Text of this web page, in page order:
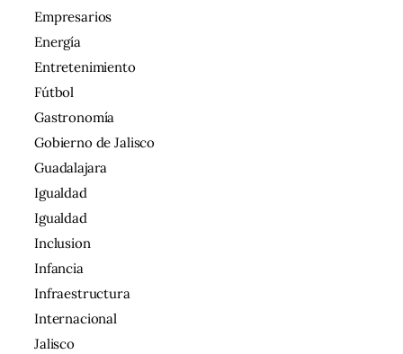
Empresarios
Energía
Entretenimiento
Fútbol
Gastronomía
Gobierno de Jalisco
Guadalajara
Igualdad
Igualdad
Inclusion
Infancia
Infraestructura
Internacional
Jalisco